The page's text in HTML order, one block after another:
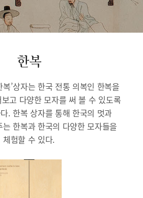
한복
복’상자는 한국 전통 의복인 한복을
고 다양한 모자를 써 볼 수 있도록
. 한복 상자를 통해 한국의 멋과
한복과 한국의 다양한 모자들을
체험할 수 있다.